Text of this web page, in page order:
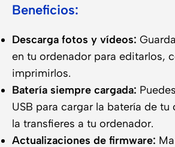
Beneficios:
Descarga fotos y vídeos:
en tu ordenador para editarlos,
imprimirlos.
Batería siempre cargada:
USB para cargar la batería de tu
la transfieres a tu ordenador.
Actualizaciones de firmware: